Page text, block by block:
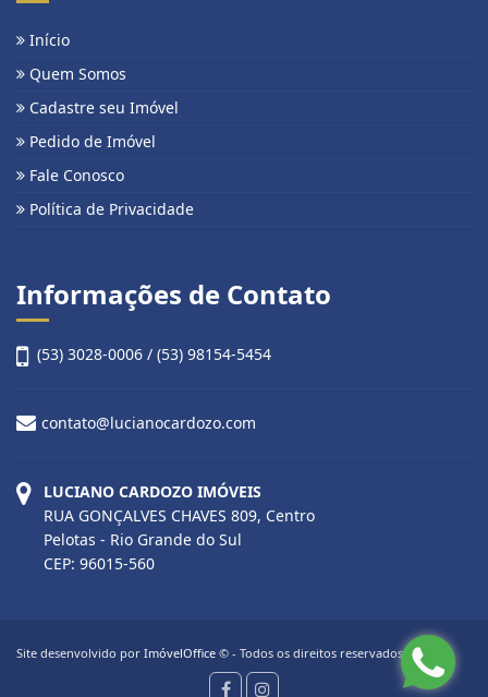
Início
Quem Somos
Cadastre seu Imóvel
Pedido de Imóvel
Fale Conosco
Política de Privacidade
Informações de Contato
(53) 3028-0006 / (53) 98154-5454
contato@lucianocardozo.com
LUCIANO CARDOZO IMÓVEIS
RUA GONÇALVES CHAVES 809, Centro
Pelotas - Rio Grande do Sul
CEP: 96015-560
Site desenvolvido por ImóvelOffice © - Todos os direitos reservados